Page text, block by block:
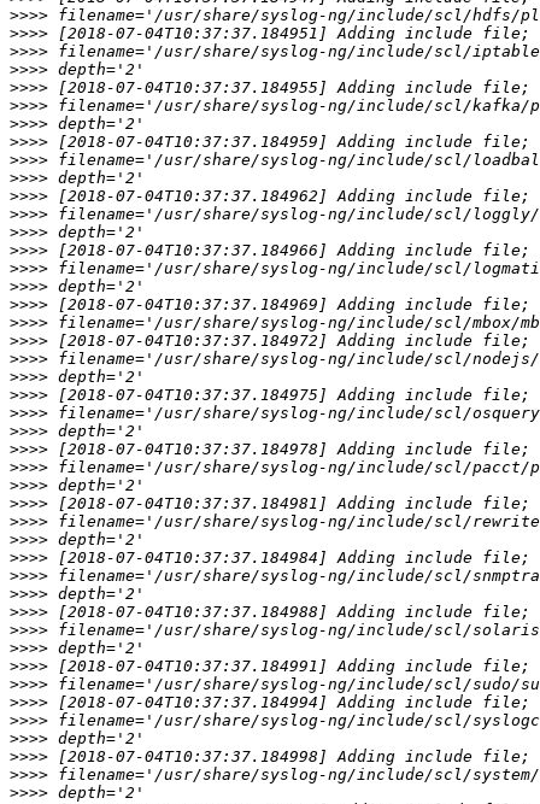
>>>>
>>>>
>>>>
>>>>
>>>>
>>>>
>>>>
>>>>
>>>>
>>>>
>>>>
>>>>
>>>>
>>>>
>>>>
>>>>
>>>>
>>>>
>>>>
>>>>
>>>>
>>>>
>>>>
>>>>
>>>>
>>>>
>>>>
>>>>
>>>>
>>>>
>>>>
>>>>
>>>>
>>>>
>>>>
>>>>
>>>>
>>>>
>>>>
>>>>
>>>>
>>>>
>>>>
>>>>